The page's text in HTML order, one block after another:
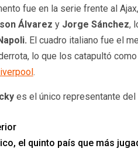
fue en la serie frente al
Álvarez yJorge Sánchez,
El cuadro italiano fue el
lo que los catapultó
.
es el único representante
el quinto país que más